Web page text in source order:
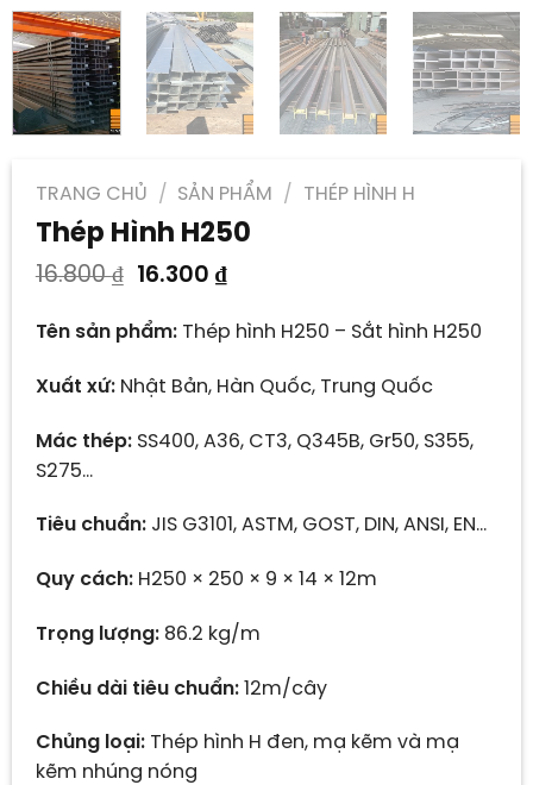
TRANG CHỦ / SẢN PHẨM / THÉP HÌNH H
Thép Hình H250
16.800₫
Giá
là:
16.800 ₫.
16.300 ₫Giá
tại
là:
Tên sản phẩm:Thép hình H250 – Sắt hình H250
Xuất xứ:Nhật Bản, Hàn Quốc, Trung Quốc
Mác thép:SS400, A36, CT3, Q345B, Gr50, S355,
S275…
Tiêu chuẩn:JIS G3101, ASTM, GOST, DIN, ANSI, EN…
Quy cách:H250 × 250 × 9 × 14 × 12m
Trọng lượng:86.2 kg/m
Chiều dài tiêu chuẩn:12m/cây
Chủng loại:Thép hình H đen, mạ kẽm và mạ
kẽm nhúng nóng